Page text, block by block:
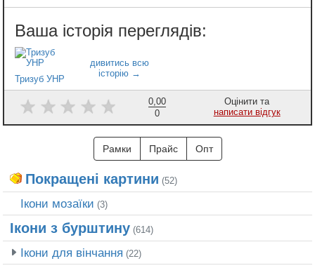
Тризуб УНР
0,00
0
Оцінити та
написати відгук
Рамки Прайс Опт
Покращені картини (52)
Ікони мозаїки (3)
Ікони з бурштину (614)
Ікони для вінчання (22)